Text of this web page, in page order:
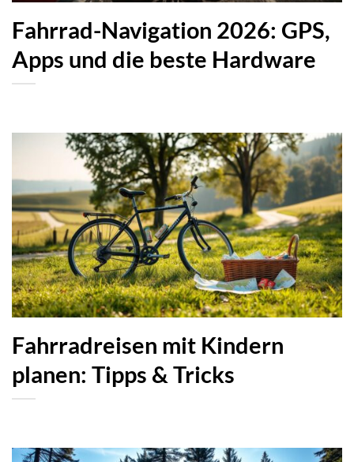
Fahrrad-Navigation 2026: GPS,
Apps und die beste Hardware
Fahrradreisen mit Kindern
planen: Tipps & Tricks